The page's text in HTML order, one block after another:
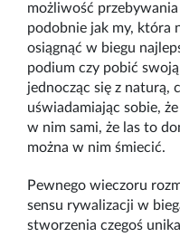
możliwość
podobnie jak my, która
osiągnąć w biegu
podium czy pobić
jednocząc się z naturą,
uświadamiając sobie,
w nim sami, że las to
można w nim śmiecić.
Pewnego wieczoru
sensu rywalizacji w
stworzenia czegoś